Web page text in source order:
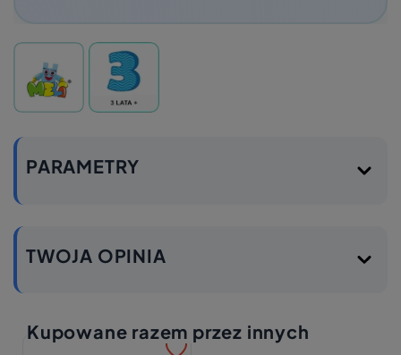
PARAMETRY
TWOJA OPINIA
Kupowane razem przez innych